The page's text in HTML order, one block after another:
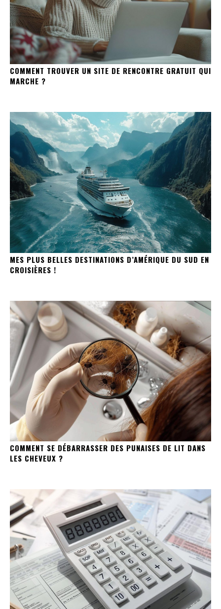
COMMENT TROUVER UN SITE DE RENCONTRE GRATUIT QUI
MARCHE ?
MES PLUS BELLES DESTINATIONS D’AMÉRIQUE DU SUD EN
CROISIÈRES !
COMMENT SE DÉBARRASSER DES PUNAISES DE LIT DANS
LES CHEVEUX ?